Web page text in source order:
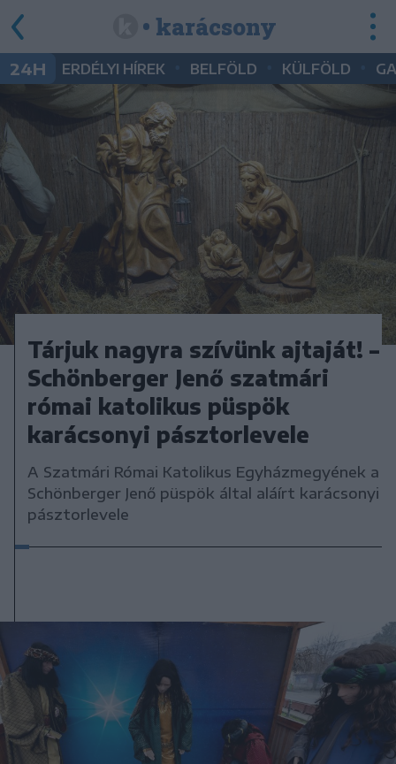
• karácsony
24H ERDÉLYI HÍREK BELFÖLD KÜLFÖLD
Tárjuk nagyra szívünk ajtaját! –
Schönberger Jenő szatmári
római katolikus püspök
karácsonyi pásztorlevele
A Szatmári Római Katolikus Egyházmegyének a
Schönberger Jenő püspök által aláírt karácsonyi
pásztorlevele